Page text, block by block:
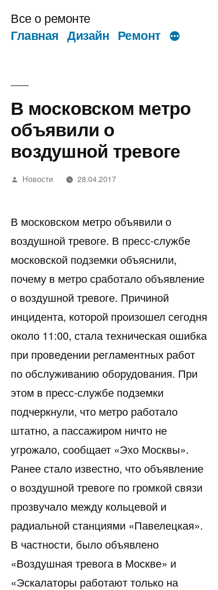
содержимому
Все о ремонте
Главная Дизайн Ремонт
В московском метро
объявили о
воздушной тревоге
Написано
Новости 28.04.2017
В московском метро объявили о
воздушной тревоге. В пресс-службе
московской подземки объяснили,
почему в метро сработало объявление
о воздушной тревоге. Причиной
инцидента, которой произошел сегодня
около 11:00, стала техническая ошибка
при проведении регламентных работ
по обслуживанию оборудования. При
этом в пресс-службе подземки
подчеркнули, что метро работало
штатно, а пассажиром ничто не
угрожало, сообщает «Эхо Москвы».
Ранее стало известно, что объявление
о воздушной тревоге по громкой связи
прозвучало между кольцевой и
радиальной станциями «Павелецкая».
В частности, было объявлено
«Воздушная тревога в Москве» и
«Эскалаторы работают только на